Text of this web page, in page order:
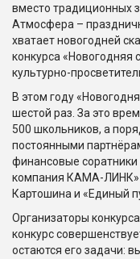
вместо традиционных
Атмосфера –
хватает новогодней
конкурса «Новогодняя
культурно-
В этом году
шестой раз. За это
500 школьников, а
постоянными
финансовые
компания КАМА-ЛИНК»
Картошина и «Единый
Организаторы
конкурс
остаются его задачи: